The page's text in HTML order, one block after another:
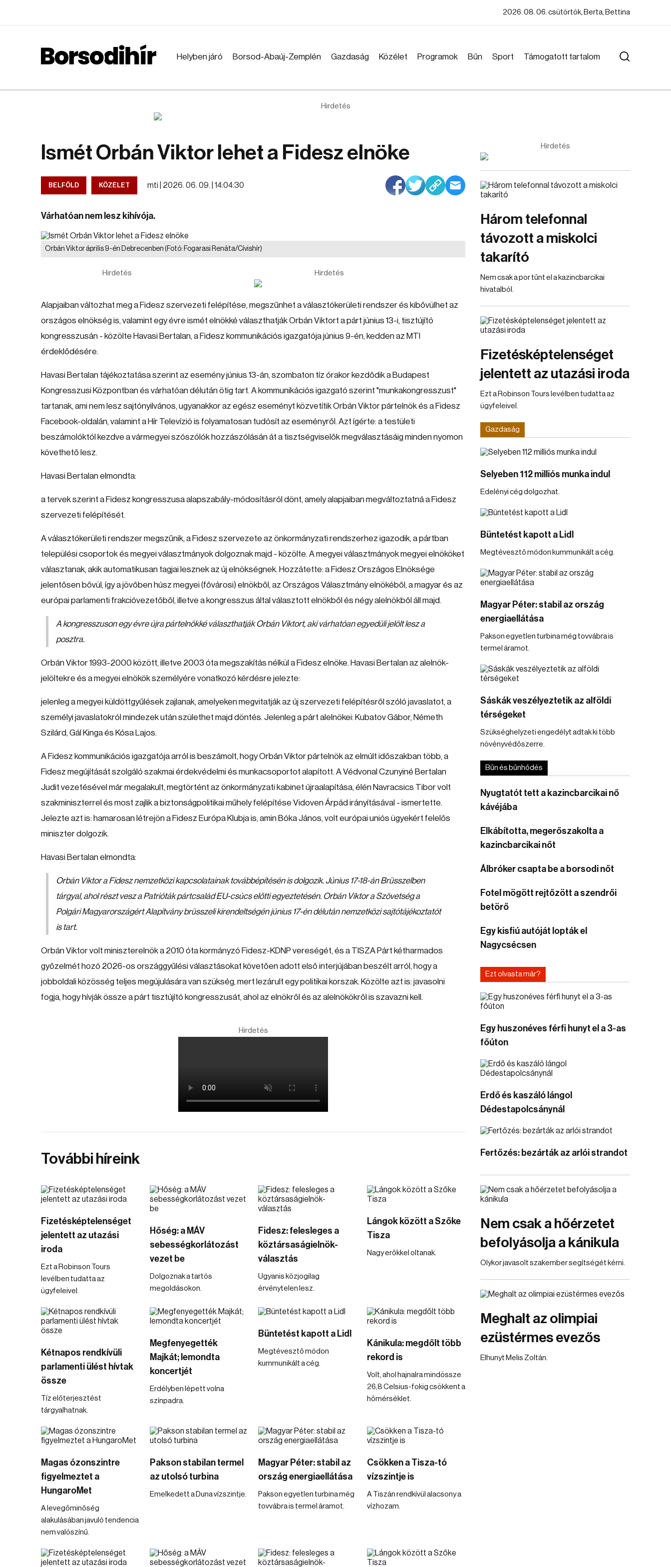
2026. 08. 06. csütörtök, Berta, Bettina
Helyben járó Borsod-Abaúj-Zemplén Gazdaság Közélet Programok Bűn Sport Támogatott tartalom
Hirdetés
Ismét Orbán Viktor lehet a Fidesz elnöke
BELFÖLD KÖZÉLET mti | 2026. 06. 09. | 14:04:30
Várhatóan nem lesz kihívója.
Orbán Viktor április 9-én Debrecenben (Fotó: Fogarasi Renáta/Cívishír)
Hirdetés Hirdetés
Alapjaiban változhat meg a Fidesz szervezeti felépítése, megszűnhet a választókerületi rendszer és kibővülhet az
országos elnökség is, valamint egy évre ismét elnökké választhatják Orbán Viktort a párt június 13-i, tisztújító
kongresszusán - közölte Havasi Bertalan, a Fidesz kommunikációs igazgatója június 9-én, kedden az MTI
érdeklődésére.
Havasi Bertalan tájékoztatása szerint az esemény június 13-án, szombaton tíz órakor kezdődik a Budapest
Kongresszusi Központban és várhatóan délután ötig tart. A kommunikációs igazgató szerint "munkakongresszust"
tartanak, ami nem lesz sajtónyilvános, ugyanakkor az egész eseményt közvetítik Orbán Viktor pártelnök és a Fidesz
Facebook-oldalán, valamint a Hír Televízió is folyamatosan tudósít az eseményről. Azt ígérte: a testületi
beszámolóktól kezdve a vármegyei szószólók hozzászólásán át a tisztségviselők megválasztásáig minden nyomon
követhető lesz.
Havasi Bertalan elmondta:
a tervek szerint a Fidesz kongresszusa alapszabály-módosításról dönt, amely alapjaiban megváltoztatná a Fidesz
szervezeti felépítését.
A választókerületi rendszer megszűnik, a Fidesz szervezete az önkormányzati rendszerhez igazodik, a pártban
települési csoportok és megyei választmányok dolgoznak majd - közölte. A megyei választmányok megyei elnököket
választanak, akik automatikusan tagjai lesznek az új elnökségnek. Hozzátette: a Fidesz Országos Elnöksége
jelentősen bővül, így a jövőben húsz megyei (fővárosi) elnökből, az Országos Választmány elnökéből, a magyar és az
európai parlamenti frakcióvezetőből, illetve a kongresszus által választott elnökből és négy alelnökből áll majd.
A kongresszuson egy évre újra pártelnökké választhatják Orbán Viktort, aki várhatóan egyedüli jelölt lesz a
posztra.
Orbán Viktor 1993-2000 között, illetve 2003 óta megszakítás nélkül a Fidesz elnöke. Havasi Bertalan az alelnök-
jelöltekre és a megyei elnökök személyére vonatkozó kérdésre jelezte:
jelenleg a megyei küldöttgyűlések zajlanak, amelyeken megvitatják az új szervezeti felépítésről szóló javaslatot, a
személyi javaslatokról mindezek után születhet majd döntés. Jelenleg a párt alelnökei: Kubatov Gábor, Németh
Szilárd, Gál Kinga és Kósa Lajos.
A Fidesz kommunikációs igazgatója arról is beszámolt, hogy Orbán Viktor pártelnök az elmúlt időszakban több, a
Fidesz megújítását szolgáló szakmai érdekvédelmi és munkacsoportot alapított. A Védvonal Czunyiné Bertalan
Judit vezetésével már megalakult, megtörtént az önkormányzati kabinet újraalapítása, élén Navracsics Tibor volt
szakminiszterrel és most zajlik a biztonságpolitikai műhely felépítése Vidoven Árpád irányításával - ismertette.
Jelezte azt is: hamarosan létrejön a Fidesz Európa Klubja is, amin Bóka János, volt európai uniós ügyekért felelős
miniszter dolgozik.
Havasi Bertalan elmondta:
Orbán Viktor a Fidesz nemzetközi kapcsolatainak továbbépítésén is dolgozik. Június 17-18-án Brüsszelben
tárgyal, ahol részt vesz a Patrióták pártcsalád EU-csúcs előtti egyeztetésén. Orbán Viktor a Szövetség a
Polgári Magyarországért Alapítvány brüsszeli kirendeltségén június 17-én délután nemzetközi sajtótájékoztatót
is tart.
Orbán Viktor volt miniszterelnök a 2010 óta kormányzó Fidesz-KDNP vereségét, és a TISZA Párt kétharmados
győzelmét hozó 2026-os országgyűlési választásokat követően adott első interjújában beszélt arról, hogy a
jobboldali közösség teljes megújulására van szükség, mert lezárult egy politikai korszak. Közölte azt is: javasolni
fogja, hogy hívják össze a párt tisztújító kongresszusát, ahol az elnökről és az alelnökökről is szavazni kell.
Hirdetés
További híreink
Fizetésképtelenséget
jelentett az utazási
iroda
Ezt a Robinson Tours
levélben tudatta az
ügyfeleivel.
Hőség: a MÁV
sebességkorlátozást
vezet be
Dolgoznak a tartós
megoldásokon.
Fidesz: felesleges a
köztársaságielnök-
választás
Ugyanis közjogilag
érvénytelen lesz.
Lángok között a Szőke
Tisza
Nagy erőkkel oltanak.
Kétnapos rendkívüli
parlamenti ülést hívtak
össze
Tíz előterjesztést
tárgyalhatnak.
Megfenyegették
Majkát; lemondta
koncertjét
Erdélyben lépett volna
színpadra.
Büntetést kapott a Lidl
Megtévesztő módon
kummunikált a cég.
Kánikula: megdőlt több
rekord is
Volt, ahol hajnalra mindössze
26,8 Celsius-fokig csökkent a
hőmérséklet.
Magas ózonszintre
figyelmeztet a
HungaroMet
A levegőminőség
alakulásában javuló tendencia
nem valószínű.
Pakson stabilan termel
az utolsó turbina
Emelkedett a Duna vízszintje.
Magyar Péter: stabil az
ország energiaellátása
Pakson egyetlen turbina még
tovvábra is termel áramot.
Csökken a Tisza-tó
vízszintje is
A Tiszán rendkívül alacsony a
vízhozam.
Hirdetés
Három telefonnal
távozott a miskolci
takarító
Nem csak a por tűnt el a kazincbarcikai
hivatalból.
Fizetésképtelenséget
jelentett az utazási iroda
Ezt a Robinson Tours levélben tudatta az
ügyfeleivel.
Gazdaság
Selyeben 112 milliós munka indul
Edelényi cég dolgozhat.
Büntetést kapott a Lidl
Megtévesztő módon kummunikált a cég.
Magyar Péter: stabil az ország
energiaellátása
Pakson egyetlen turbina még tovvábra is
termel áramot.
Sáskák veszélyeztetik az alföldi
térségeket
Szükséghelyzeti engedélyt adtak ki több
növényvédőszerre.
Bűn és bűnhődés
Nyugtatót tett a kazincbarcikai nő
kávéjába
Elkábította, megerőszakolta a
kazincbarcikai nőt
Álbróker csapta be a borsodi nőt
Fotel mögött rejtőzött a szendrői
betörő
Egy kisfiú autóját lopták el
Nagycsécsen
Ezt olvasta már?
Egy huszonéves férfi hunyt el a 3-as
főúton
Erdő és kaszáló lángol
Dédestapolcsánynál
Fertőzés: bezárták az arlói strandot
Nem csak a hőérzetet
befolyásolja a kánikula
Olykor javasolt szakember segítségét kérni.
Meghalt az olimpiai
ezüstérmes evezős
Elhunyt Melis Zoltán.